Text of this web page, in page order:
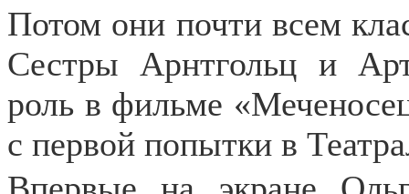
Потом они почти всем
Сестры Арнтгольц и
роль в фильме
с первой попытки в